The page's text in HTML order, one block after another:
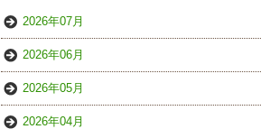
2026年07月
2026年06月
2026年05月
2026年04月